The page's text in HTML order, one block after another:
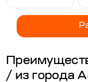
/ из города